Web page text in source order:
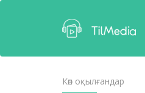
Көп оқылғандар